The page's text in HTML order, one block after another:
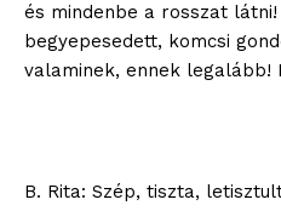
és mindenbe a rosszat
begyepesedett, komcsi
valaminek, ennek legalább!
B. Rita: Szép, tiszta,